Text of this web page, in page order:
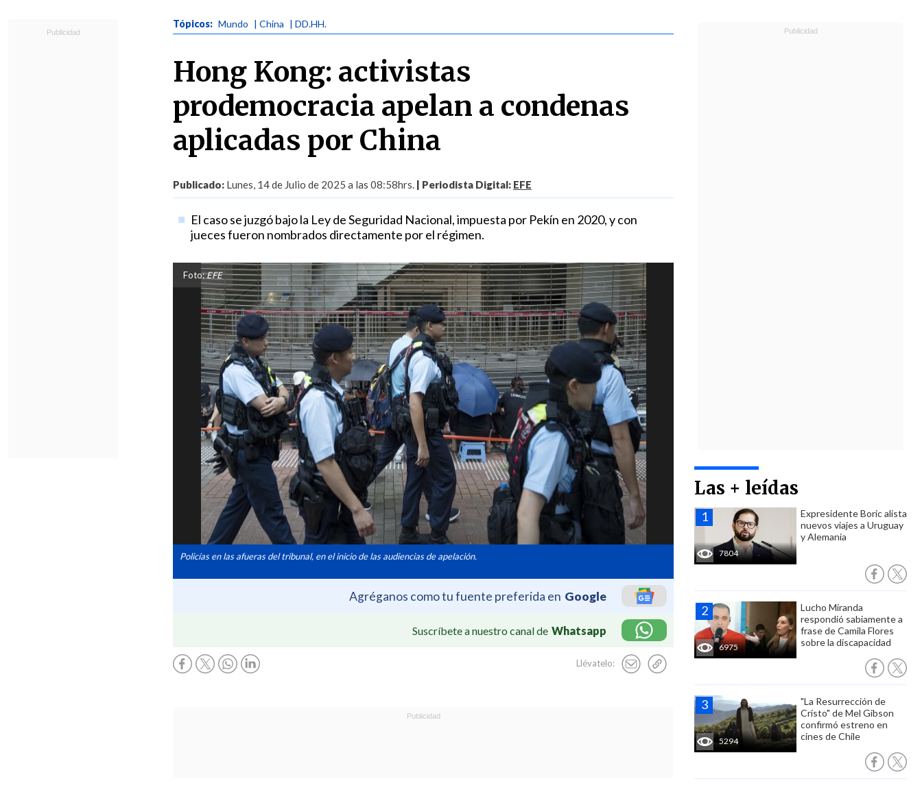
Tópicos: Mundo | China | DD.HH.
Hong Kong: activistas
prodemocracia apelan a condenas
aplicadas por China
Publicado: Lunes, 14 de Julio de 2025 a las 08:58hrs. | Periodista Digital: EFE
El caso se juzgó bajo la Ley de Seguridad Nacional, impuesta por Pekín en 2020, y con
jueces fueron nombrados directamente por el régimen.
Foto:EFE
Policías en las afueras del tribunal, en el inicio de las audiencias de apelación.
Agréganos como tu fuente preferida en Google
Suscríbete a nuestro canal de Whatsapp
Llévatelo:
Las + leídas
7804
Expresidente Boric alista
nuevos viajes a Uruguay
y Alemania
6975
Lucho Miranda
respondió sabiamente a
frase de Camila Flores
sobre la discapacidad
5294
"La Resurrección de
Cristo" de Mel Gibson
confirmó estreno en
cines de Chile